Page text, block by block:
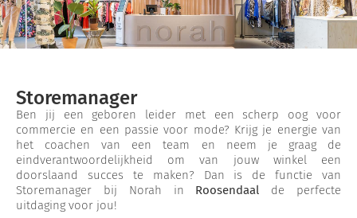
Storemanager
Ben jij een geboren leider met een scherp oog voor
commercie en een passie voor mode? Krijg je energie van
het coachen van een team en neem je graag de
eindverantwoordelijkheid om van jouw winkel een
doorslaand succes te maken? Dan is de functie van
Storemanager bij Norah in Roosendaal de perfecte
uitdaging voor jou!